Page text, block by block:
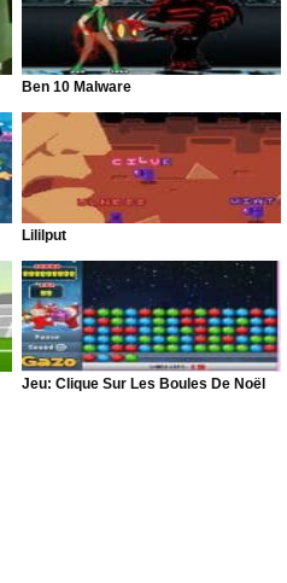
Ben 10 Malware
Lililput
Jeu: Clique Sur Les Boules De Noël